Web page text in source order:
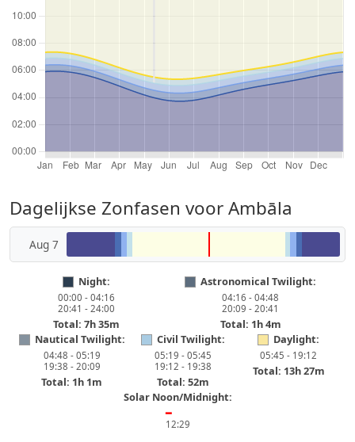
Dagelijkse Zonfasen voor Ambāla
Aug 7
Night:
00:00 - 04:16
20:41 - 24:00
Total: 7h 35m
Astronomical Twilight:
04:16 - 04:48
20:09 - 20:41
Total: 1h 4m
Nautical Twilight:
04:48 - 05:19
19:38 - 20:09
Total: 1h 1m
Civil Twilight:
05:19 - 05:45
19:12 - 19:38
Total: 52m
Daylight:
05:45 - 19:12
Total: 13h 27m
Solar Noon/Midnight:
━
12:29